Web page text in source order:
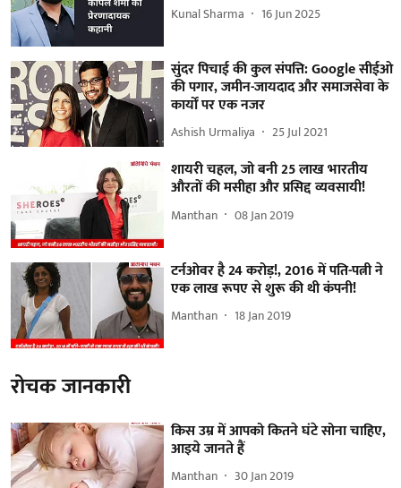
Kunal Sharma 16 Jun 2025
सुंदर पिचाई की कुल संपत्ति: Google सीईओ
की पगार, जमीन-जायदाद और समाजसेवा के
कार्यों पर एक नजर
Ashish Urmaliya 25 Jul 2021
शायरी चहल, जो बनी 25 लाख भारतीय
औरतों की मसीहा और प्रसिद्द व्यवसायी!
Manthan 08 Jan 2019
टर्नओवर है 24 करोड़!, 2016 में पति-पत्नी ने
एक लाख रूपए से शुरू की थी कंपनी!
Manthan 18 Jan 2019
रोचक जानकारी
किस उम्र में आपको कितने घंटे सोना चाहिए,
आइये जानते हैं
Manthan 30 Jan 2019